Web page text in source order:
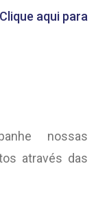
Clique aqui para
nossas
através das